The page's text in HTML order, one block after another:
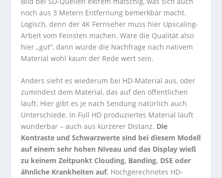
noch aus 3 Metern Entfernung bemerkbar macht.
Logisch, denn der 4K Fernseher muss hier Upscaling-
Arbeit vom Feinsten machen. Wäre die Qualität also
hier „gut“, dann würde die Nachfrage nach nativem
Material wohl kaum der Rede wert sein.
Anders sieht es wiederum bei HD-Material aus, oder
zumindest dem Material, das auf den öffentlichen
läuft. Hier gibt es je nach Sendung natürlich auch
Unterschiede. In Full HD produziertes Material läuft
wunderbar – auch aus kürzerer Distanz. Die
Kontraste und Schwarzwerte sind bei diesem Modell
auf einem sehr hohen Niveau und das Display wieß
zu keinem Zeitpunkt Clouding, Banding, DSE oder
ähnliche Krankheiten auf. Hochgerechnetes HD-